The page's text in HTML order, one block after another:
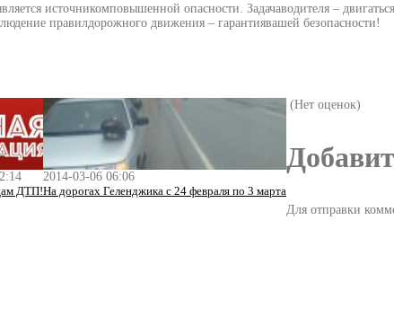
источникомповышенной опасности. Задачаводителя –
правилдорожного движения – гарантиявашей безопасности!
ДТП!
2014-03-06 06:06
На дорогах Геленджика с 24 февраля по 3 марта
(Нет оценок)
Для отправки